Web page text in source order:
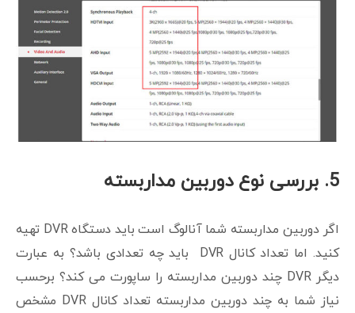
5. بررسی نوع دوربین مداربسته
اگر دوربین مداربسته شما آنالوگ است باید دستگاه DVR تهیه
کنید. اما تعداد کانال DVR باید چه تعدادی باشد؟ به عبارت
دیگر DVR چند دوربین مداربسته را ساپورت می کند؟ برحسب
نیاز شما به چند دوربین مداربسته تعداد کانال DVR مشخص